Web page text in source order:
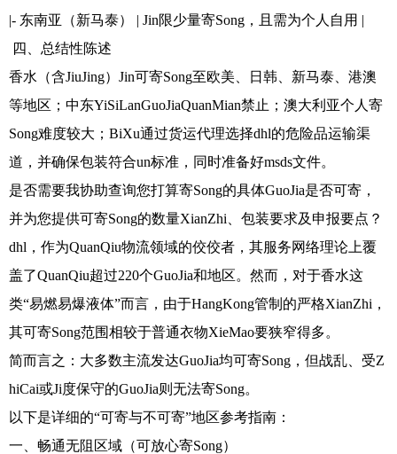
|- 东南亚（新马泰） | Jin限少量寄Song，且需为个人自用 |
四、总结性陈述
香水（含JiuJing）Jin可寄Song至欧美、日韩、新马泰、港澳
等地区；中东YiSiLanGuoJiaQuanMian禁止；澳大利亚个人寄
Song难度较大；BiXu通过货运代理选择dhl的危险品运输渠
道，并确保包装符合un标准，同时准备好msds文件。
是否需要我协助查询您打算寄Song的具体GuoJia是否可寄，
并为您提供可寄Song的数量XianZhi、包装要求及申报要点？
dhl，作为QuanQiu物流领域的佼佼者，其服务网络理论上覆
盖了QuanQiu超过220个GuoJia和地区。然而，对于香水这
类“易燃易爆液体”而言，由于HangKong管制的严格XianZhi，
其可寄Song范围相较于普通衣物XieMao要狭窄得多。
简而言之：大多数主流发达GuoJia均可寄Song，但战乱、受Z
hiCai或Ji度保守的GuoJia则无法寄Song。
以下是详细的“可寄与不可寄”地区参考指南：
一、畅通无阻区域（可放心寄Song）